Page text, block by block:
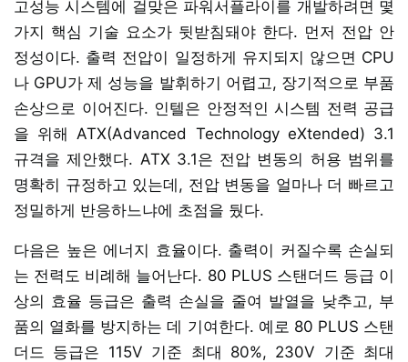
고성능 시스템에 걸맞은 파워서플라이를 개발하려면 몇
가지 핵심 기술 요소가 뒷받침돼야 한다. 먼저 전압 안
정성이다. 출력 전압이 일정하게 유지되지 않으면 CPU
나 GPU가 제 성능을 발휘하기 어렵고, 장기적으로 부품
손상으로 이어진다. 인텔은 안정적인 시스템 전력 공급
을 위해 ATX(Advanced Technology eXtended) 3.1
규격을 제안했다. ATX 3.1은 전압 변동의 허용 범위를
명확히 규정하고 있는데, 전압 변동을 얼마나 더 빠르고
정밀하게 반응하느냐에 초점을 뒀다.
다음은 높은 에너지 효율이다. 출력이 커질수록 손실되
는 전력도 비례해 늘어난다. 80 PLUS 스탠더드 등급 이
상의 효율 등급은 출력 손실을 줄여 발열을 낮추고, 부
품의 열화를 방지하는 데 기여한다. 예로 80 PLUS 스탠
더드 등급은 115V 기준 최대 80%, 230V 기준 최대